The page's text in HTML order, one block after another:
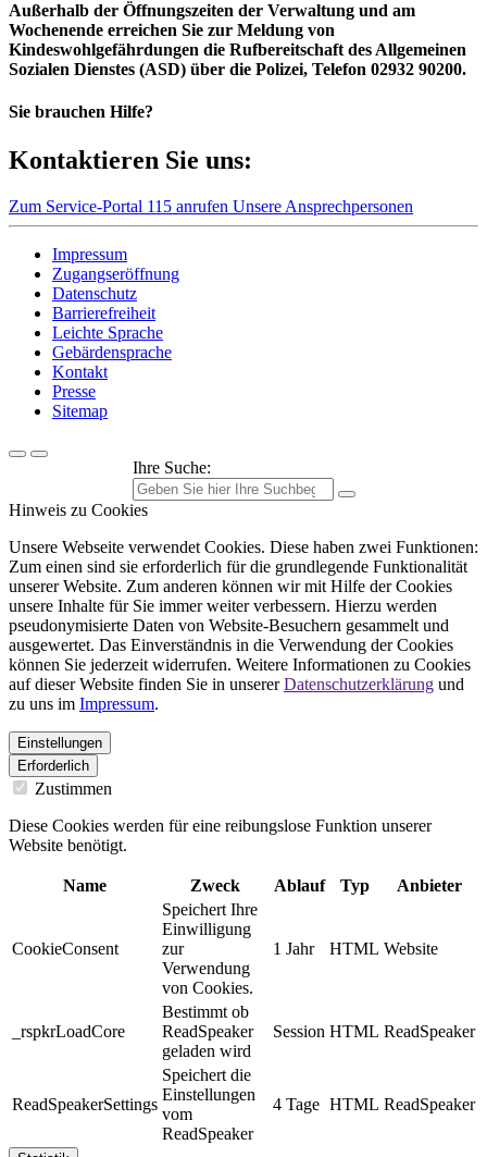
Außerhalb der Öffnungszeiten der Verwaltung und am
Wochenende erreichen Sie zur Meldung von
Kindeswohlgefährdungen die Rufbereitschaft des Allgemeinen
Sozialen Dienstes (ASD) über die Polizei, Telefon 02932 90200.
Sie brauchen Hilfe?
Kontaktieren Sie uns:
Zum Service-Portal 115 anrufen Unsere Ansprechpersonen
Impressum
Zugangseröffnung
Datenschutz
Barrierefreiheit
Leichte Sprache
Gebärdensprache
Kontakt
Presse
Sitemap
Ihre Suche:
Hinweis zu Cookies
Unsere Webseite verwendet Cookies. Diese haben zwei Funktionen:
Zum einen sind sie erforderlich für die grundlegende Funktionalität
unserer Website. Zum anderen können wir mit Hilfe der Cookies
unsere Inhalte für Sie immer weiter verbessern. Hierzu werden
pseudonymisierte Daten von Website-Besuchern gesammelt und
ausgewertet. Das Einverständnis in die Verwendung der Cookies
können Sie jederzeit widerrufen. Weitere Informationen zu Cookies
auf dieser Website finden Sie in unsererDatenschutzerklärung und
zu uns im Impressum.
Einstellungen
Erforderlich
Zustimmen
Diese Cookies werden für eine reibungslose Funktion unserer
Website benötigt.
Name Zweck Ablauf Typ Anbieter
CookieConsent
Speichert Ihre
Einwilligung
zur
Verwendung
von Cookies.
1 Jahr HTML Website
_rspkrLoadCore
Bestimmt ob
ReadSpeaker
geladen wird
Session HTML ReadSpeaker
ReadSpeakerSettings
Speichert die
Einstellungen
vom
ReadSpeaker
4 Tage HTML ReadSpeaker